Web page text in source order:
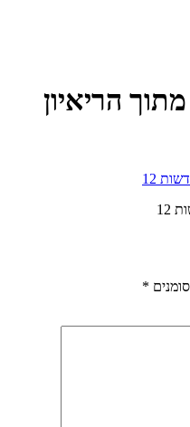
הריאיון
12
*